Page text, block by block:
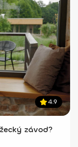
4.9
závod?